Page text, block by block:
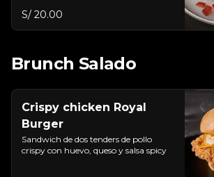
S/ 20.00
Brunch Salado
Crispy chicken Royal
Burger
Sandwich de dos tenders de pollo
crispy con huevo, queso y salsa spicy